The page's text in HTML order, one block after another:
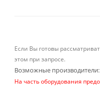
Если Вы готовы
этом при запросе.
Возможные производители:
На часть оборудования